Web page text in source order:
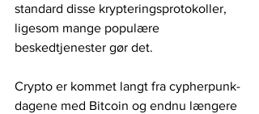
standard disse krypteringsprotokoller,
ligesom mange populære
beskedtjenester gør det.
Crypto er kommet langt fra cypherpunk-
dagene med Bitcoin og endnu længere